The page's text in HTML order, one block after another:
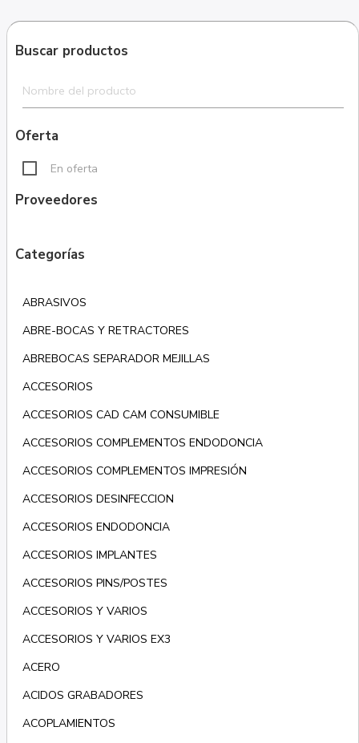
Buscar productos
Oferta
En oferta
Proveedores
Categorías
ABRASIVOS
ABRE-BOCAS Y RETRACTORES
ABREBOCAS SEPARADOR MEJILLAS
ACCESORIOS
ACCESORIOS CAD CAM CONSUMIBLE
ACCESORIOS COMPLEMENTOS ENDODONCIA
ACCESORIOS COMPLEMENTOS IMPRESIÓN
ACCESORIOS DESINFECCION
ACCESORIOS ENDODONCIA
ACCESORIOS IMPLANTES
ACCESORIOS PINS/POSTES
ACCESORIOS Y VARIOS
ACCESORIOS Y VARIOS EX3
ACERO
ACIDOS GRABADORES
ACOPLAMIENTOS